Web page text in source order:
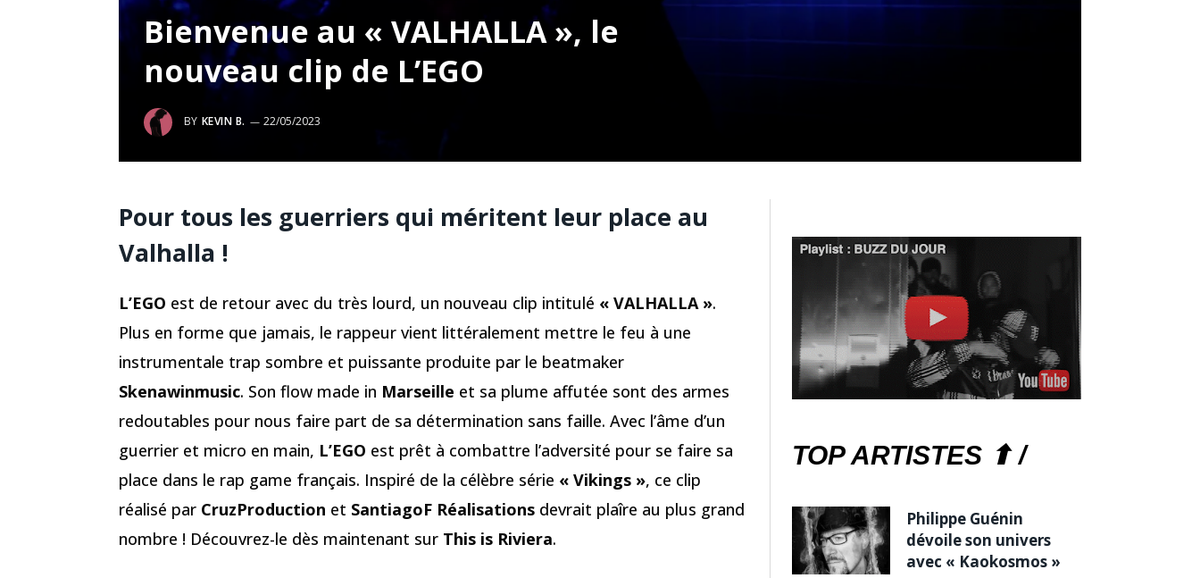
Bienvenue au « VALHALLA », le
nouveau clip de L’EGO
BY KEVIN B. 22/05/2023
Pour tous les guerriers qui méritent leur place au
Valhalla !
L’EGO est de retour avec du très lourd, un nouveau clip intitulé « VALHALLA ».
Plus en forme que jamais, le rappeur vient littéralement mettre le feu à une
instrumentale trap sombre et puissante produite par le beatmaker
Skenawinmusic. Son flow made in Marseille et sa plume affutée sont des armes
redoutables pour nous faire part de sa détermination sans faille. Avec l’âme d’un
guerrier et micro en main, L’EGO est prêt à combattre l’adversité pour se faire sa
place dans le rap game français. Inspiré de la célèbre série « Vikings », ce clip
réalisé par CruzProduction et SantiagoF Réalisations devrait plaîre au plus grand
nombre ! Découvrez-le dès maintenant sur This is Riviera.
TOP ARTISTES ⬆ /
Philippe Guénin
dévoile son univers
avec « Kaokosmos »